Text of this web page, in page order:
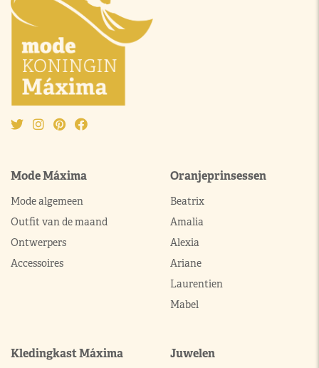
Mode Máxima
Mode algemeen
Outfit van de maand
Ontwerpers
Accessoires
Oranjeprinsessen
Beatrix
Amalia
Alexia
Ariane
Laurentien
Mabel
Kledingkast Máxima Juwelen